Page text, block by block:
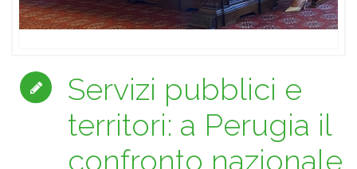
Servizi pubblici e
territori: a Perugia il
confronto nazionale